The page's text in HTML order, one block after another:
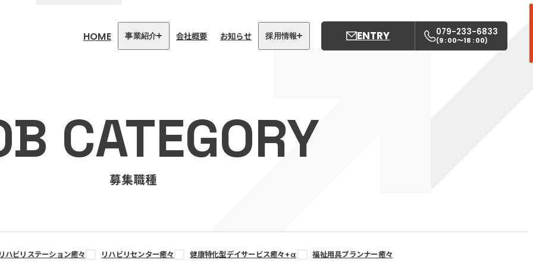
HOME 事業紹介
リハビリセンター癒々
健康特化型デイサービス癒々＋
α
福祉用具プランナー癒々
姫路中央保育園
会社概要 お知らせ 採用情報 ENTRY 079-233-6833
(9 : 00〜18 : 00)
CATEGORY
募集職種
ハビリステーション癒々 リハビリセンター癒々 健康特化型デイサービス癒々+α 福祉用具プランナー癒々